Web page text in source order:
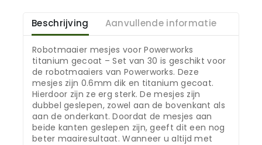
Beschrijving Aanvullende informatie
Robotmaaier mesjes voor Powerworks
titanium gecoat – Set van 30 is geschikt voor
de robotmaaiers van Powerworks. Deze
mesjes zijn 0.6mm dik en titanium gecoat.
Hierdoor zijn ze erg sterk. De mesjes zijn
dubbel geslepen, zowel aan de bovenkant als
aan de onderkant. Doordat de mesjes aan
beide kanten geslepen zijn, geeft dit een nog
beter maairesultaat. Wanneer u altijd met